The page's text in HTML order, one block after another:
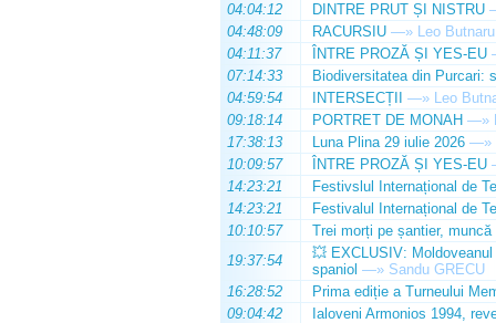
04:04:12
DINTRE PRUT ȘI NISTRU
04:48:09
RACURSIU —» Leo Butnaru
04:11:37
ÎNTRE PROZĂ ȘI YES-EU
07:14:33
Biodiversitatea din Purcari:
04:59:54
INTERSECȚII —» Leo
09:18:14
PORTRET DE MONAH —»
17:38:13
Luna Plina 29 iulie 2026 —»
10:09:57
ÎNTRE PROZĂ ȘI YES-EU
14:23:21
Festivslul Internațional de
14:23:21
Festivalul Internațional de
10:10:57
Trei morți pe șantier, muncă
19:37:54
💥 EXCLUSIV:
spaniol —» Sandu GRECU
16:28:52
Prima ediție a Turneului
09:04:42
Ialoveni Armonios 1994,